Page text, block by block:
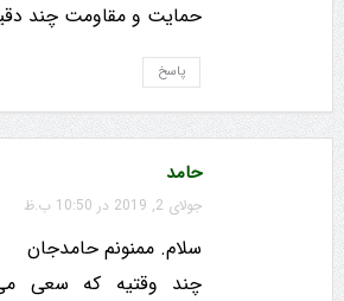
حمایت و مقاومت چند
پاسخ
حامد
جولای 2, 2019 در 10:50 ب.ظ
سلام. ممنونم حامدجان
چند وقتیه که سعی